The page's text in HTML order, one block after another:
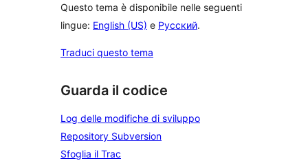
Questo tema è disponibile nelle seguenti
lingue: English (US) e Русский.
Traduci questo tema
Guarda il codice
Log delle modifiche di sviluppo
Repository Subversion
Sfoglia il Trac